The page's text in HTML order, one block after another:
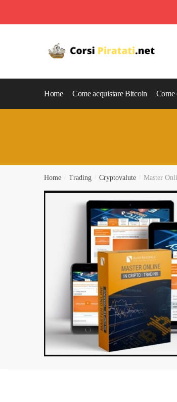
Home Come acquistare Bitcoin Come
Home Trading Cryptovalute Master